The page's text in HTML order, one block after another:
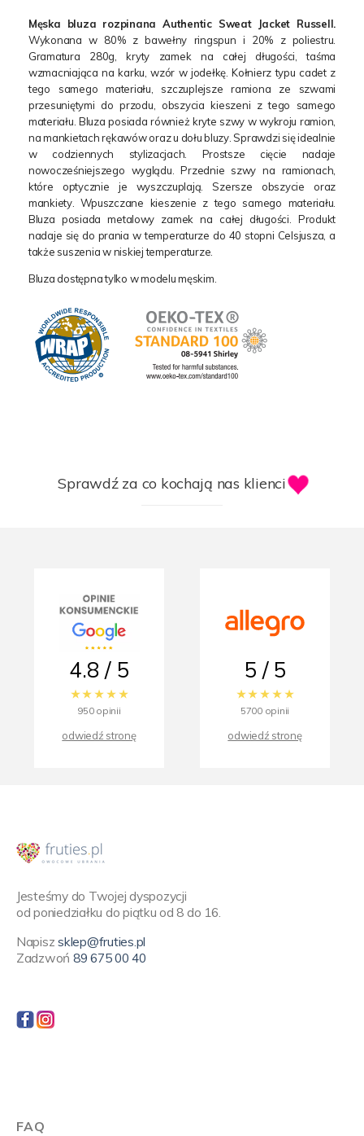
Męska bluza rozpinana Authentic Sweat Jacket Russell.
Wykonana w 80% z bawełny ringspun i 20% z poliestru.
Gramatura 280g, kryty zamek na całej długości, taśma
wzmacniająca na karku, wzór w jodełkę. Kołnierz typu cadet z
tego samego materiału, szczuplejsze ramiona ze szwami
przesuniętymi do przodu, obszycia kieszeni z tego samego
materiału. Bluza posiada również kryte szwy w wykroju ramion,
na mankietach rękawów oraz u dołu bluzy. Sprawdzi się idealnie
w codziennych stylizacjach. Prostsze cięcie nadaje
nowocześniejszego wyglądu. Przednie szwy na ramionach,
które optycznie je wyszczuplają. Szersze obszycie oraz
mankiety. Wpuszczane kieszenie z tego samego materiału.
Bluza posiada metalowy zamek na całej długości. Produkt
nadaje się do prania w temperaturze do 40 stopni Celsjusza, a
także suszenia w niskiej temperaturze.
Bluza dostępna tylko w modelu męskim.
Sprawdź za co kochają nas klienci
4.8 / 5
950 opinii
odwiedź stronę
5 / 5
5700 opinii
odwiedź stronę
Jesteśmy do Twojej dyspozycji
od poniedziałku do piątku od 8 do 16.
Napiszsklep@fruties.pl
Zadzwoń 89 675 00 40
FAQ